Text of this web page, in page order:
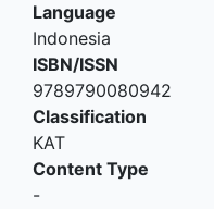
Language
Indonesia
ISBN/ISSN
9789790080942
Classification
KAT
Content Type
-